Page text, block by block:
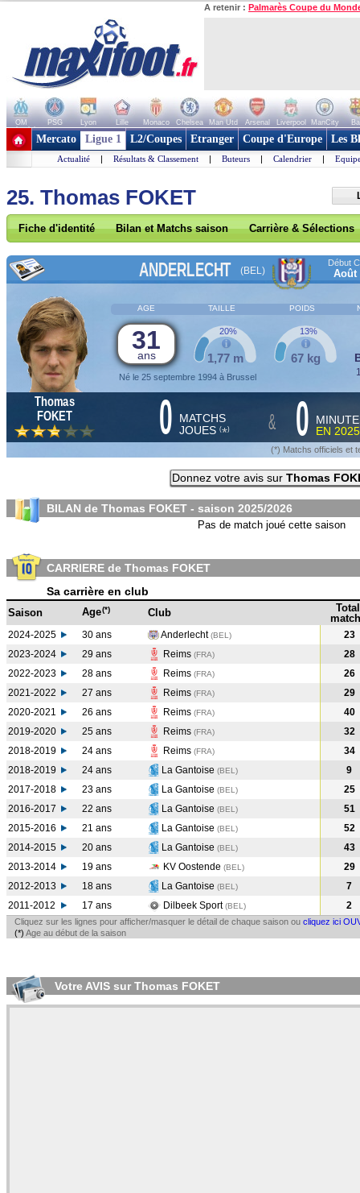
A retenir : Palmarès Coupe du
OM PSG Lyon Lille Monaco Chelsea Man Utd Arsenal Liverpool ManCity
+ de clubs
Mercato Ligue 1 L2/Coupes Etranger Coupe d'Europe Les
Actualité | Résultats & Classement | Buteurs | Calendrier |
25. Thomas FOKET
Fiche d'identité Bilan et Matchs saison Carrière & Sélections
ANDERLECHT (BEL)
Début
Août
AGE TAILLE POIDS
31
ans
Né le 25 septembre 1994 à Brussel
1,77 m
20%
67 kg
13%
Thomas
FOKET
0 MATCHS
JOUES (*) & 0
EN
(*) Matchs officiels et
Donnez votre avis sur Thomas
BILAN de Thomas FOKET - saison 2025/2026
Pas de match joué cette saison
CARRIERE de Thomas FOKET
Sa carrière en club
Saison Age(*) Club
Total
2024-2025 30 ans Anderlecht(BEL )
23
2023-2024
29 ans Reims (FRA)
28
2022-2023
28 ans Reims (FRA)
26
2021-2022
27 ans Reims (FRA)
29
2020-2021
26 ans Reims (FRA)
40
2019-2020
25 ans Reims (FRA)
32
2018-2019
24 ans Reims (FRA)
34
2018-2019
24 ans La Gantoise (BEL )
9
2017-2018
23 ans La Gantoise (BEL )
25
2016-2017
22 ans La Gantoise (BEL )
51
2015-2016
21 ans La Gantoise (BEL )
52
2014-2015
20 ans La Gantoise (BEL )
43
2013-2014
19 ans KV Oostende (BEL )
29
2012-2013
18 ans La Gantoise (BEL )
7
2011-2012
17 ans Dilbeek Sport(BEL ) 2
Cliquez sur les lignes pour afficher/masquer le détail de chaque saison ou cliquez ici
(*) Age au début de la saison
Votre AVIS sur Thomas FOKET